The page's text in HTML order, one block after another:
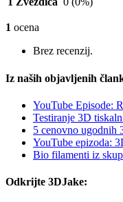
1 ocena
Brez recenzij.
Iz naših objavljenih
YouTube Episode:
Testiranje 3D
5 cenovno ugodnih
YouTube epizoda:
Bio filamenti iz
Odkrijte 3DJake: